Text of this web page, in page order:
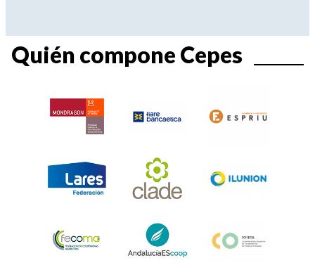
Quién compone Cepes